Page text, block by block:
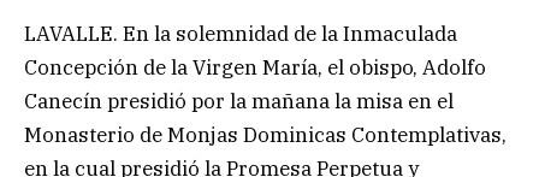
LAVALLE. En la solemnidad de la Inmaculada
Concepción de la Virgen María, el obispo, Adolfo
Canecín presidió por la mañana la misa en el
Monasterio de Monjas Dominicas Contemplativas,
en la cual presidió la Promesa Perpetua y